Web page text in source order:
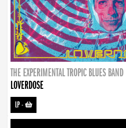
THE EXPERIMENTAL TROPIC BLUES BAND
LOVERDOSE
LP-